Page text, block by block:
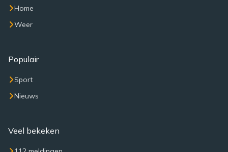
Home
Weer
Populair
Sport
Nieuws
Veel bekeken